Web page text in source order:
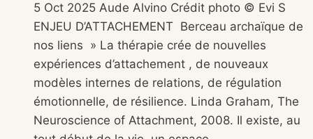
5 Oct 2025 Aude Alvino Crédit photo © Evi S
ENJEU D’ATTACHEMENT ​ Berceau archaïque de
nos liens » La thérapie crée de nouvelles
expériences d’attachement , de nouveaux
modèles internes de relations, de régulation
émotionnelle, de résilience. Linda Graham, The
Neuroscience of Attachment, 2008. Il existe, au